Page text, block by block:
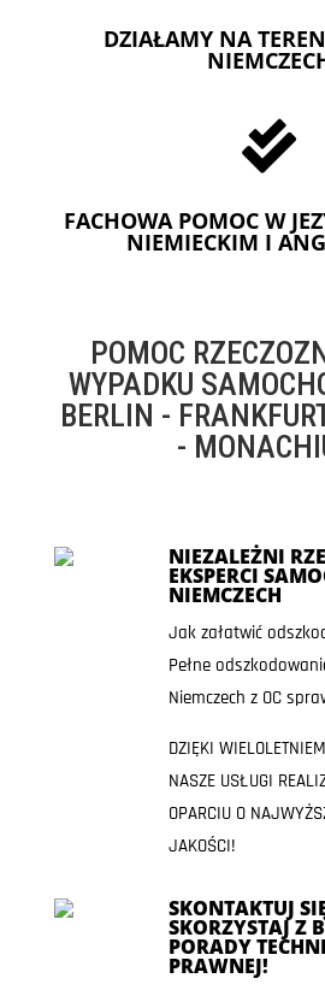
DZIAŁAMY NA

FACHOWA POMOC W
NIEMIECKIM I
POMOC
WYPADKU
BERLIN -
-
NIEZALEŻNI
EKSPERCI
NIEMCZECH
Jak załatwić
Pełne
Niemczech z OC
DZIĘKI
NASZE USŁUGI
OPARCIU O
JAKOŚCI!
SKONTAKTUJ
SKORZYSTAJ Z
PORADY
PRAWNEJ!